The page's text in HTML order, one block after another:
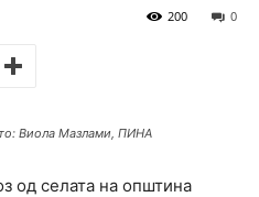
0
200
Виола Мазлами, ПИНА
од селата на oпштина